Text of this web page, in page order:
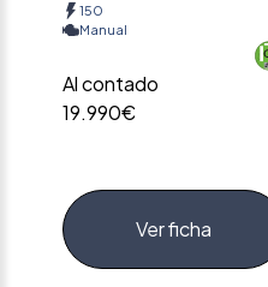
150
Manual
Al contado
19.990€
Ver ficha